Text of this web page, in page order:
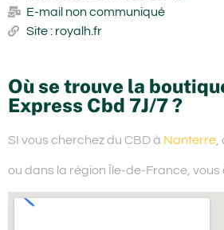
E-mail non communiqué
Site : royalh.fr
Où se trouve la
Express Cbd 7J/7 ?
SI vous cherchez du CBD à Nanterre
ou dans la région Île-de-France, vous